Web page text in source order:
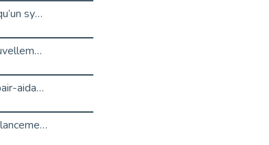
21 Mars : Plus qu’un symbole, un engagement pour l’inclusion
Décret de renouvellement de l'aide aux employeurs d'apprentis
Développer la pair-aidance en santé mentale : guide pour les employeurs
DOETH 2026 : lancement de la campagne pour les employeurs publics